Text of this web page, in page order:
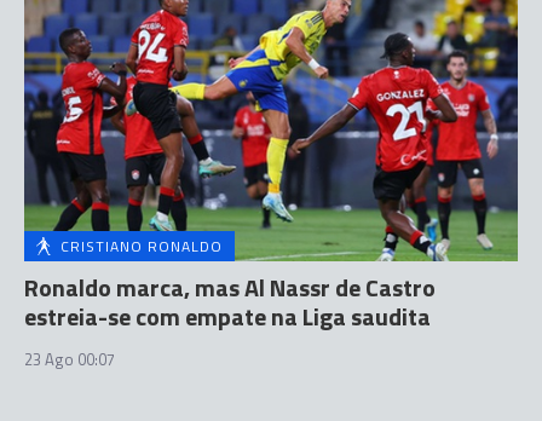
CRISTIANO RONALDO
Ronaldo marca, mas Al Nassr de Castro
estreia-se com empate na Liga saudita
23 Ago 00:07